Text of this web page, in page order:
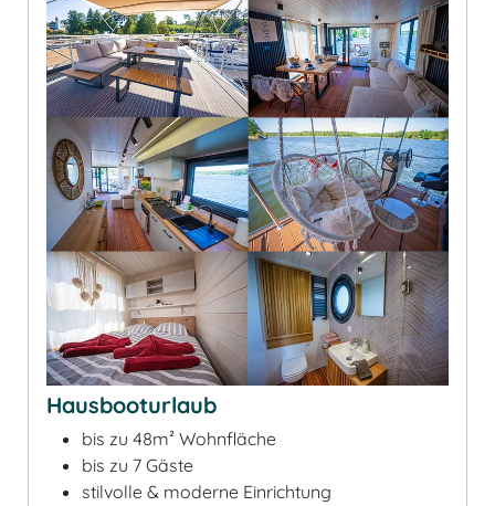
Hausbooturlaub
bis zu 48m² Wohnfläche
bis zu 7 Gäste
stilvolle & moderne Einrichtung